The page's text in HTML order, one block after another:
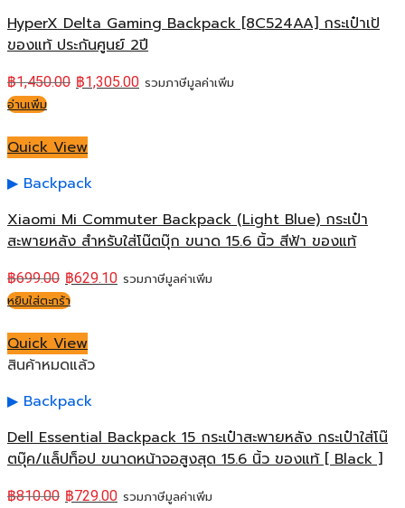
HyperX Delta Gaming Backpack [8C524AA] กระเป๋าเป้
ของแท้ ประกันศูนย์ 2ปี
฿1,450.00 ฿1,305.00 รวมภาษีมูลค่าเพิ่ม
อ่านเพิ่ม
Quick View
Backpack
Xiaomi Mi Commuter Backpack (Light Blue) กระเป๋า
สะพายหลัง สำหรับใส่โน๊ตบุ๊ก ขนาด 15.6 นิ้ว สีฟ้า ของแท้
฿699.00 ฿629.10 รวมภาษีมูลค่าเพิ่ม
หยิบใส่ตะกร้า
Quick View
สินค้าหมดแล้ว
Backpack
Dell Essential Backpack 15 กระเป๋าสะพายหลัง กระเป๋าใส่โน๊
ตบุ๊ค/แล็ปท็อป ขนาดหน้าจอสูงสุด 15.6 นิ้ว ของแท้ [ Black ]
฿810.00 ฿729.00 รวมภาษีมูลค่าเพิ่ม